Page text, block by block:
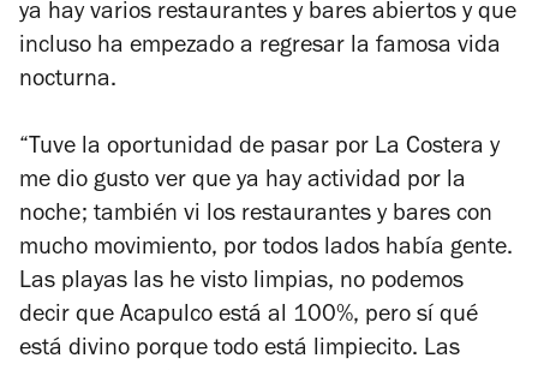
ya hay varios restaurantes y bares abiertos y que
incluso ha empezado a regresar la famosa vida
nocturna.
“Tuve la oportunidad de pasar por La Costera y
me dio gusto ver que ya hay actividad por la
noche; también vi los restaurantes y bares con
mucho movimiento, por todos lados había gente.
Las playas las he visto limpias, no podemos
decir que Acapulco está al 100%, pero sí qué
está divino porque todo está limpiecito. Las